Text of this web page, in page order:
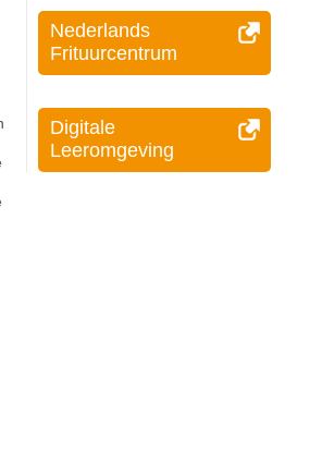
Nederlands
Frituurcentrum
Digitale
Leeromgeving